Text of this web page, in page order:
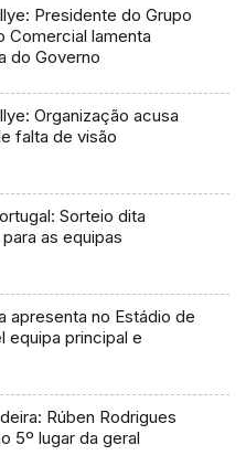
Presidente do Grupo
Comercial lamenta
do Governo
Organização acusa
falta de visão
Sorteio dita
as equipas
apresenta no Estádio de
equipa principal e
Rúben Rodrigues
5º lugar da geral